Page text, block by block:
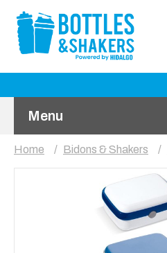
Menu
Home Bidons & Shakers